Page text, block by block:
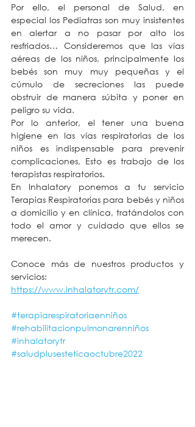
Por ello, el personal de Salud, en
especial los Pediatras son muy insistentes
en alertar a no pasar por alto los
resfriados… Consideremos que las vías
aéreas de los niños, principalmente los
bebés son muy muy pequeñas y el
cúmulo de secreciones las puede
obstruir de manera súbita y poner en
peligro su vida.
Por lo anterior, el tener una buena
higiene en las vías respiratorias de los
niños es indispensable para prevenir
complicaciones, Esto es trabajo de los
terapistas respiratorios.
En Inhalatory ponemos a tu servicio
Terapias Respiratorias para bebés y niños
a domicilio y en clínica, tratándolos con
todo el amor y cuidado que ellos se
merecen.
Conoce más de nuestros productos y
servicios:
https://www.inhalatorytr.com/
#terapiarespiratoriaenniños
#rehabilitacionpulmonarenniños
#inhalatorytr
#saludplusesteticaoctubre2022